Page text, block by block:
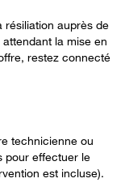
résiliation auprès de
la mise en
restez connecté
technicienne ou
pour effectuer le
est incluse).